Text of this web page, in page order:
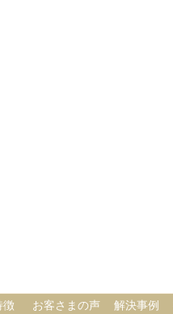
徴 お客さまの声 解決事例